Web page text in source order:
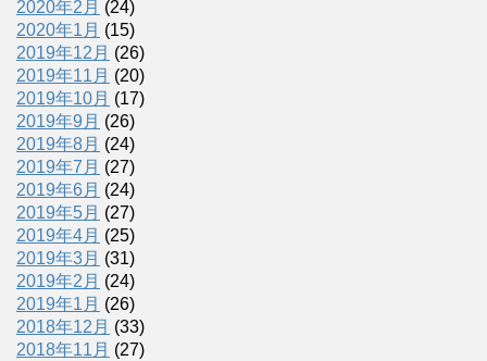
2020年2月 (24)
2020年1月 (15)
2019年12月 (26)
2019年11月 (20)
2019年10月 (17)
2019年9月 (26)
2019年8月 (24)
2019年7月 (27)
2019年6月 (24)
2019年5月 (27)
2019年4月 (25)
2019年3月 (31)
2019年2月 (24)
2019年1月 (26)
2018年12月 (33)
2018年11月 (27)